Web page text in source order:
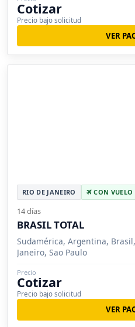
Cotizar
Precio bajo solicitud
VER
RIO DE JANEIRO CON VUELO
14 días
BRASIL TOTAL
Sudamérica, Argentina,
Janeiro, Sao Paulo
Precio
Cotizar
Precio bajo solicitud
VER